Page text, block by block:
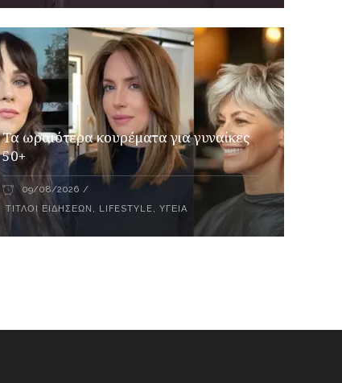
Τα ωραιότερα κουρέματα για γυναίκες
50+
09/08/2026
ΤΊΤΛΟΙ ΕΙΔΉΣΕΩΝ , LIFESTYLE,ΥΓΕΊΑ